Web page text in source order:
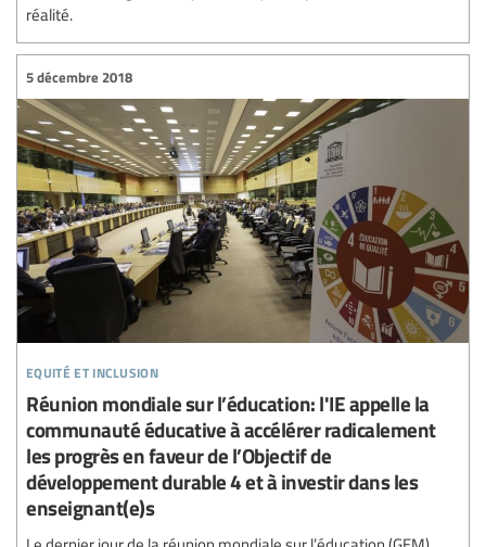
réalité.
equité et inclusion
5 décembre 2018
Réunion mondiale sur l’éducation: l'IE appelle la
communauté éducative à accélérer radicalement
les progrès en faveur de l’Objectif de
développement durable 4 et à investir dans les
enseignant(e)s